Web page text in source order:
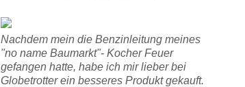
Nachdem mein die Benzinleitung meines
"no name Baumarkt"- Kocher Feuer
gefangen hatte, habe ich mir lieber bei
Globetrotter ein besseres Produkt gekauft.